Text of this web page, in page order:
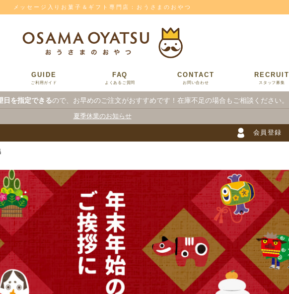
メッセージ入りお菓子＆ギフト専門店：おうさまのおやつ
GUIDE
ご利用ガイド
FAQ
よくあるご質問
CONTACT
お問い合わせ
RECRUIT
スタッフ募集
日を指定できるので、お早めのご注文がおすすめです！在庫不足の場合もご相談ください。
夏季休業のお知らせ
会員登録